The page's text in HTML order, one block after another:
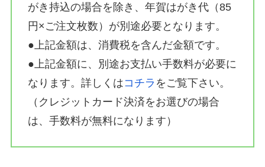
がき持込の場合を除き、年賀はがき代（85
円×ご注文枚数）が別途必要となります。
●上記金額は、消費税を含んだ金額です。
●上記金額に、別途お支払い手数料が必要に
なります。詳しくはコチラ をご覧下さい。
（クレジットカード決済をお選びの場合
は、手数料が無料になります）